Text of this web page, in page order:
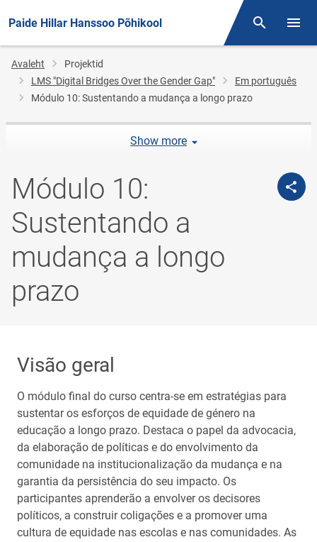
Paide Hillar Hanssoo Põhikool Otsing
Jälglink
Avaleht
Projektid
LMS "Digital Bridges Over the Gender Gap"
Em português
Módulo 10: Sustentando a mudança a longo prazo
Módulo 10:
Sustentando a
mudança a longo
prazo
Show more
Visão geral
O módulo final do curso centra-se em estratégias para
sustentar os esforços de equidade de género na
educação a longo prazo. Destaca o papel da advocacia,
da elaboração de políticas e do envolvimento da
comunidade na institucionalização da mudança e na
garantia da persistência do seu impacto. Os
participantes aprenderão a envolver os decisores
políticos, a construir coligações e a promover uma
cultura de equidade nas escolas e nas comunidades. As